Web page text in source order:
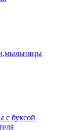
с буксой